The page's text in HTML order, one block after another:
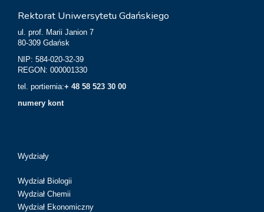
Rektorat Uniwersytetu Gdańskiego
ul. prof. Marii Janion 7
80-309 Gdańsk
NIP: 584-020-32-39
REGON: 000001330
tel. portiernia:+ 48 58 523 30 00
numery kont
Wydziały
Wydział Biologii
Wydział Chemii
Wydział Ekonomiczny